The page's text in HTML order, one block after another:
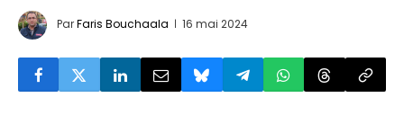
ParFaris Bouchaala 16 mai 2024